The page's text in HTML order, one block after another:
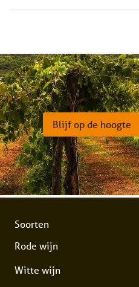
Blijf op de hoogte
Soorten
Rode wijn
Witte wijn